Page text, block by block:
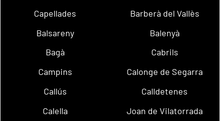
Capellades
Barberà del Vallès
Balsareny
Balenyà
Bagà
Cabrils
Campins
Calonge de Segarra
Callús
Calldetenes
Calella
Joan de Vilatorrada